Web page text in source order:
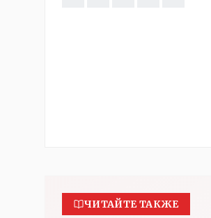
ЧИТАЙТЕ ТАКЖЕ